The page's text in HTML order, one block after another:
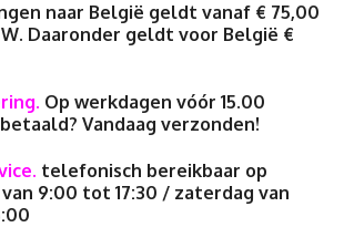
naar België geldt vanaf € 75,00
Daaronder geldt voor België €
Op werkdagen vóór 15.00
Vandaag verzonden!
telefonisch bereikbaar op
9:00 tot 17:30 / zaterdag van